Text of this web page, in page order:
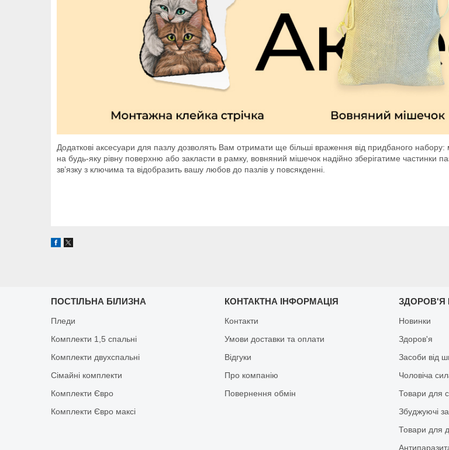
Додаткові аксесуари для пазлу дозволять Вам отримати ще більші враження від придбаного
на будь-яку рівну поверхню або закласти в рамку, вовняний мішечок надійно зберігатиме частинки
зв’язку з ключима та відобразить вашу любов до пазлів у повсякденні.
ПОСТІЛЬНА БІЛИЗНА
Пледи
Комплекти 1,5 спальні
Комплекти двухспальні
Сімайні комплекти
Комплекти Євро
Комплекти Євро максі
КОНТАКТНА ІНФОРМАЦІЯ
Контакти
Умови доставки та оплати
Відгуки
Про компанію
Повернення обмін
ЗДОРОВ'Я
Новинки
Здоров'я
Засоби від
Чоловіча
Товари для
Збуджуючі
Товари для